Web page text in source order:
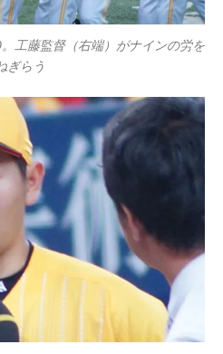
工藤監督（右端）がナインの労を
ぎらう